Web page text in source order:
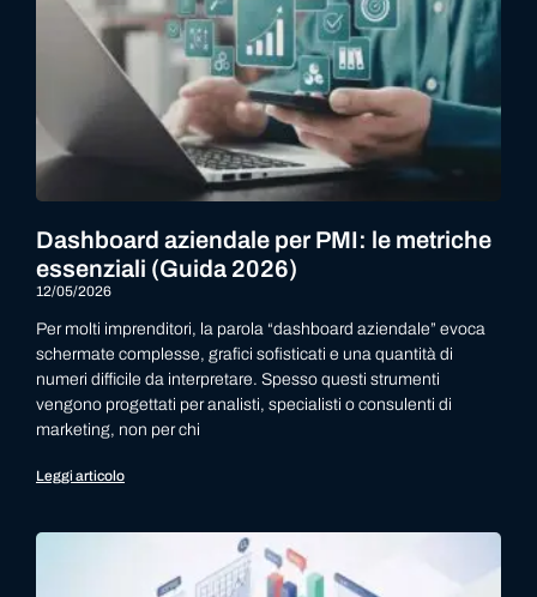
Dashboard aziendale per PMI: le metriche
essenziali (Guida 2026)
12/05/2026
Per molti imprenditori, la parola “dashboard aziendale” evoca
schermate complesse, grafici sofisticati e una quantità di
numeri difficile da interpretare. Spesso questi strumenti
vengono progettati per analisti, specialisti o consulenti di
marketing, non per chi
Leggi articolo